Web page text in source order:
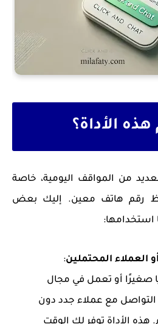
الأداة؟
من المواقف اليومية، خاصة
رقم هاتف معين. إليك بعض
استخدامها:
:
صغيرًا أو تعمل في مجال
التواصل مع عملاء جدد دون
هذه الأداة توفر لك الوقت